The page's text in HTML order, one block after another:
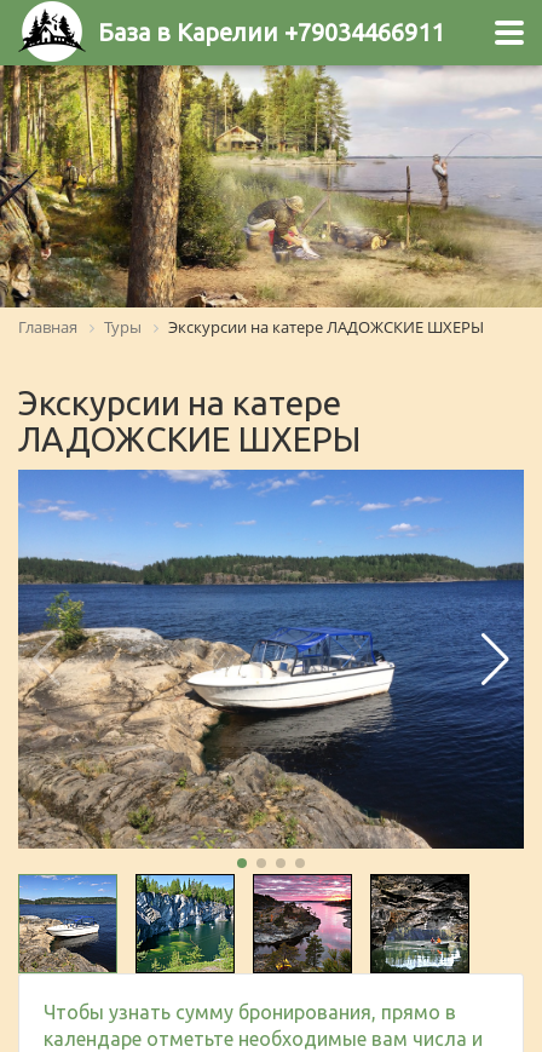
База в Карелии +79034466911
Главная Туры Экскурсии на катере ЛАДОЖСКИЕ ШХЕРЫ
Экскурсии на катере
ЛАДОЖСКИЕ ШХЕРЫ
Чтобы узнать сумму бронирования, прямо в
календаре отметьте необходимые вам числа и